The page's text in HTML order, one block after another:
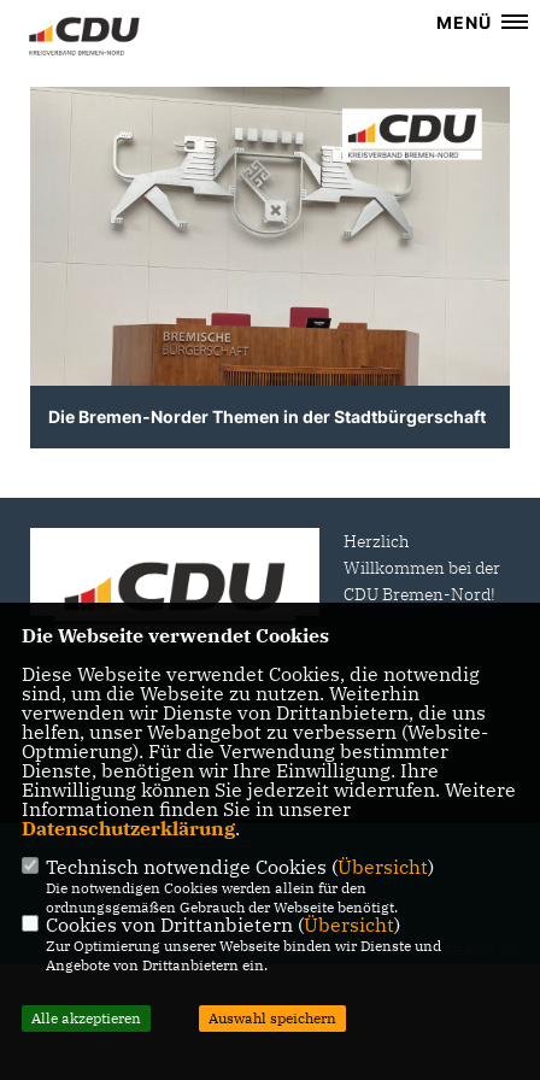
MENÜ
Die Bremen-Norder Themen in der Stadtbürgerschaft
Herzlich
Willkommen bei der
CDU Bremen-Nord!
IMPRESSUM DATENSCHUTZ
KONTAKT
MITGLIEDERBEREICH
@2026 CDU Kreisverband Bremen-
Nord
Alle Rechte vorbehalten.
REALISATION: SHARKNESS MEDIA GMBH & CO. KG
Die Webseite verwendet Cookies
Diese Webseite verwendet Cookies, die notwendig
sind, um die Webseite zu nutzen. Weiterhin
verwenden wir Dienste von Drittanbietern, die uns
helfen, unser Webangebot zu verbessern (Website-
Optmierung). Für die Verwendung bestimmter
Dienste, benötigen wir Ihre Einwilligung. Ihre
Einwilligung können Sie jederzeit widerrufen. Weitere
Informationen finden Sie in unserer
Datenschutzerklärung.
Technisch notwendige Cookies (Übersicht)
Die notwendigen Cookies werden allein für den
ordnungsgemäßen Gebrauch der Webseite benötigt.
Cookies von Drittanbietern (Übersicht)
Zur Optimierung unserer Webseite binden wir Dienste und
Angebote von Drittanbietern ein.
Alle akzeptieren Auswahl speichern